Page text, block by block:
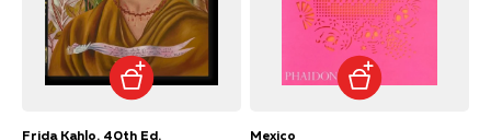
Frida Kahlo. 40th Ed. Mexico